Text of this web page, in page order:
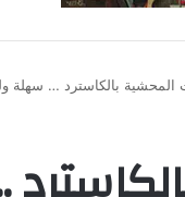
المحشية بالكاسترد … سهلة